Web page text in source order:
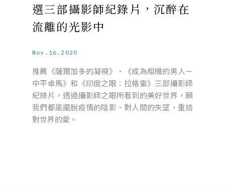
選三部攝影師紀錄片，沉醉在
流離的光影中
Nov.16.2020
推薦《薩爾加多的凝視》、《成為相機的男人－
中平卓馬》和《印度之眼：拉格雷》三部攝影師
紀錄片，透過攝影師之眼所看到的美好世界，願
我們都能擺脫疫情的陰影、對人間的失望，重拾
對世界的愛。